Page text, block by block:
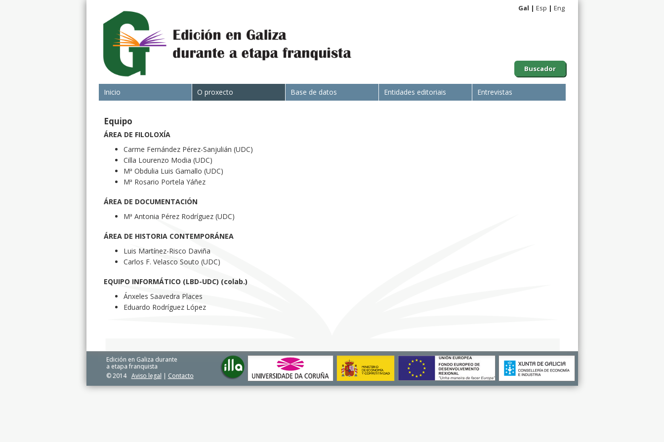
Buscador
Gal Esp Eng
Inicio O proxecto Base de datos Entidades editoriais Entrevistas
Equipo
ÁREA DE FILOLOXÍA
Carme Fernández Pérez-Sanjulián (UDC)
Cilla Lourenzo Modia (UDC)
Mª Obdulia Luis Gamallo (UDC)
Mª Rosario Portela Yáñez
ÁREA DE DOCUMENTACIÓN
Mª Antonia Pérez Rodríguez (UDC)
ÁREA DE HISTORIA CONTEMPORÁNEA
Luis Martínez-Risco Daviña
Carlos F. Velasco Souto (UDC)
EQUIPO INFORMÁTICO (LBD-UDC) (colab.)
Ánxeles Saavedra Places
Eduardo Rodríguez López
Edición en Galiza durante
a etapa franquista
© 2014
Aviso legal | Contacto